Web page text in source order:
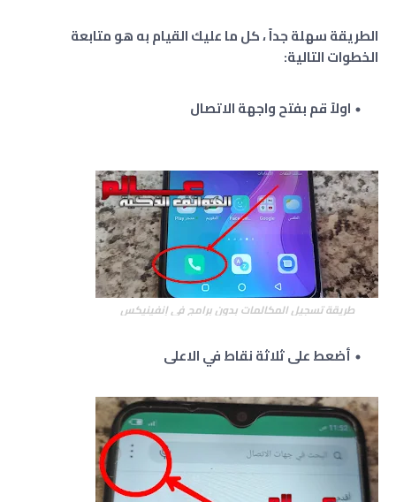
الطريقة سهلة جداً ، كل ما عليك القيام به هو متابعة
الخطوات التالية:
اولاً قم بفتح واجهة الاتصال
طريقة تسجيل المكالمات بدون برامج في إنفينيكس
أضعط على ثلاثة نقاط في الاعلى